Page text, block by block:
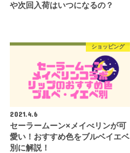
や次回入荷はいつになるの？
ショッピング
2021.4.6
セーラームーン×メイべリンが可
愛い！おすすめ色をブルベイエベ
別に解説！